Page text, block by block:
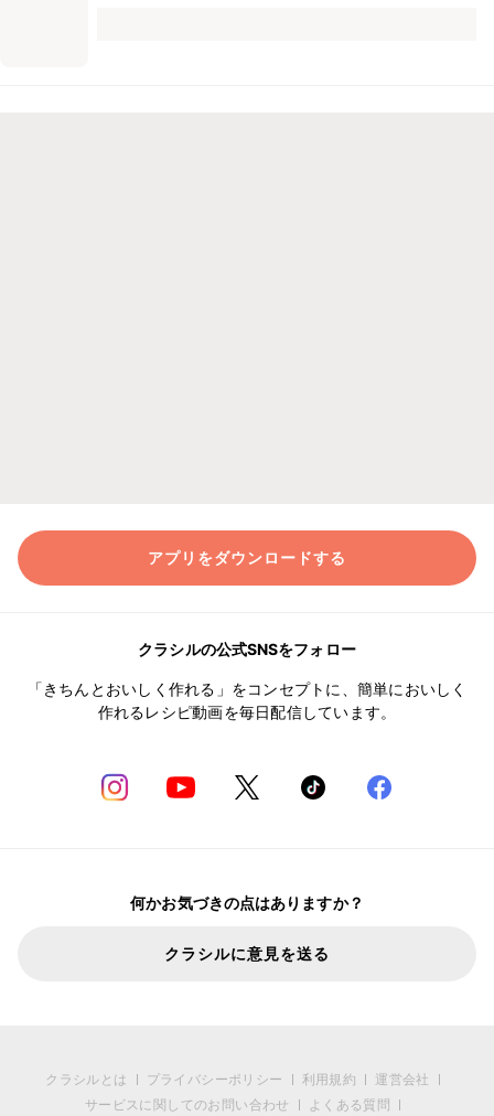
アプリをダウンロードする
クラシルの公式SNSをフォロー
「きちんとおいしく作れる」をコンセプトに、簡単においしく
作れるレシピ動画を毎日配信しています。
何かお気づきの点はありますか？
クラシルに意見を送る
クラシルとは プライバシーポリシー 利用規約
運営会社
サービスに関してのお問い合わせ
よくある質問